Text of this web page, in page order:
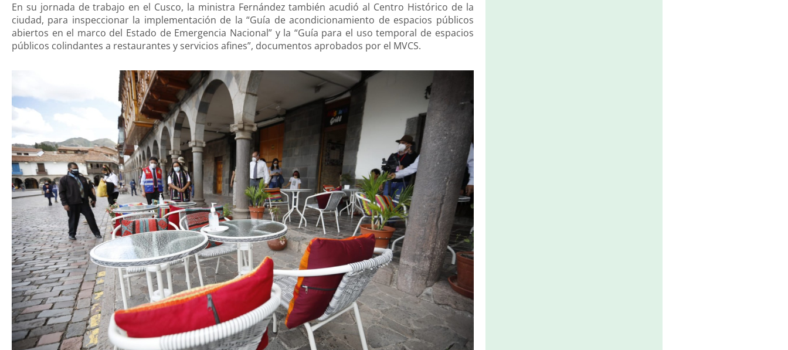
En su jornada de trabajo en el Cusco, la ministra Fernández también acudió al Centro Histórico de la
ciudad, para inspeccionar la implementación de la “Guía de acondicionamiento de espacios públicos
abiertos en el marco del Estado de Emergencia Nacional” y la “Guía para el uso temporal de espacios
públicos colindantes a restaurantes y servicios afines”, documentos aprobados por el MVCS.